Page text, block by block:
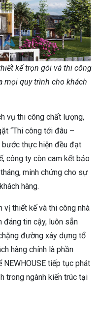
kế trọn gói và thi công
mọi quy trình cho khách
vụ thi công chất lượng,
“Thi công tới đâu –
bước thực hiện đều đạt
công ty còn cam kết bảo
minh chứng cho sự
hàng.
vị thiết kế và thi công nhà
đáng tin cậy, luôn sẵn
đường xây dựng tổ
hàng chính là phần
tiếp tục phát
trong ngành kiến trúc tại